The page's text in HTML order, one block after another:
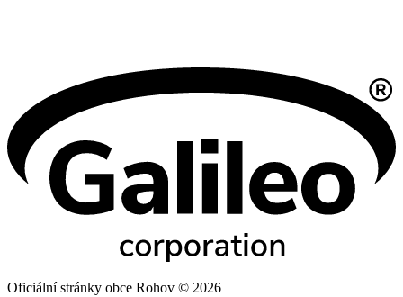
Oficiální stránky obce Rohov © 2026